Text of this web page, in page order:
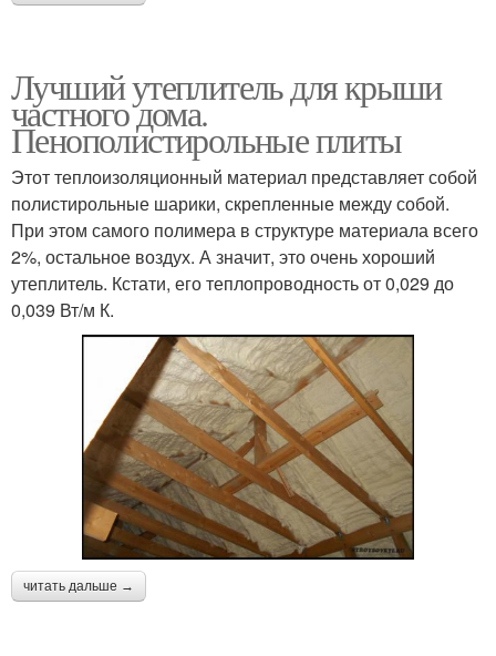
Лучший утеплитель для крыши
частного дома.
Пенополистирольные плиты
Этот теплоизоляционный материал представляет собой
полистирольные шарики, скрепленные между собой.
При этом самого полимера в структуре материала всего
2%, остальное воздух. А значит, это очень хороший
утеплитель. Кстати, его теплопроводность от 0,029 до
0,039 Вт/м К.
читать дальше →